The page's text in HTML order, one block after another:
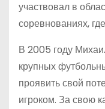
участвовал в
соревнованиях,
В 2005 году
крупных
проявить свой
игроком. За свою